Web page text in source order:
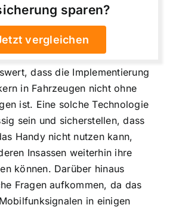
sparen?
vergleichen
dass die Implementierung
in Fahrzeugen nicht ohne
ist. Eine solche Technologie
sein und sicherstellen, dass
Handy nicht nutzen kann,
Insassen weiterhin ihre
können. Darüber hinaus
Fragen aufkommen, da das
in einigen